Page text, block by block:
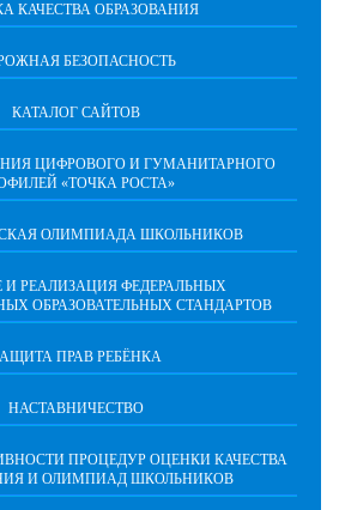
КАЧЕСТВА ОБРАЗОВАНИЯ
БЕЗОПАСНОСТЬ
КАТАЛОГ САЙТОВ
ЦИФРОВОГО И ГУМАНИТАРНОГО
«ТОЧКА РОСТА»
ОЛИМПИАДА ШКОЛЬНИКОВ
И РЕАЛИЗАЦИЯ ФЕДЕРАЛЬНЫХ
ОБРАЗОВАТЕЛЬНЫХ СТАНДАРТОВ
ПРАВ РЕБЁНКА
НАСТАВНИЧЕСТВО
ПРОЦЕДУР ОЦЕНКИ КАЧЕСТВА
И ОЛИМПИАД ШКОЛЬНИКОВ